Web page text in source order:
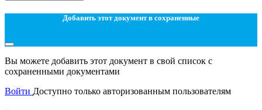
Добавить этот документ в сохраненные
Вы можете добавить этот документ в свой список с
сохраненными документами
Войти Доступно только авторизованным пользователям